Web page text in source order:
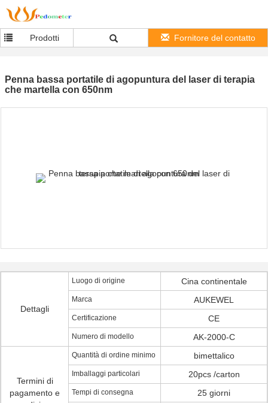
Prodotti Fornitore del contatto
Penna bassa portatile di agopuntura del laser di terapia
che martella con 650nm
Dettagli
Luogo di origine Cina continentale
Marca AUKEWEL
Certificazione CE
Numero di modello AK-2000-C
Termini di
pagamento e
Quantità di ordine minimo bimettalico
Imballaggi particolari 20pcs /carton
Tempi di consegna 25 giorni